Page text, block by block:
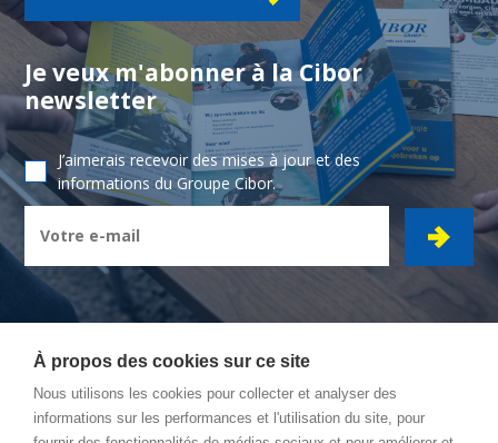
Je veux m'abonner à la Cibor
newsletter
J’aimerais recevoir des mises à jour et des
informations du Groupe Cibor.
CIBOR GROUPE
- Ambachtsstraat 7 - 2450 Meerhout
À propos des cookies sur ce site
Nous utilisons les cookies pour collecter et analyser des
informations sur les performances et l'utilisation du site, pour